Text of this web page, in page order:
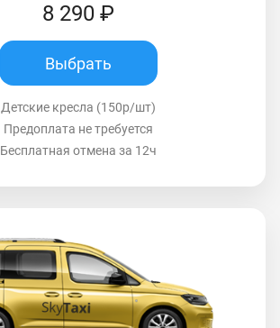
8 290 ₽
Выбрать
Детские кресла (150р/шт)
Предоплата не требуется
Бесплатная отмена за 12ч